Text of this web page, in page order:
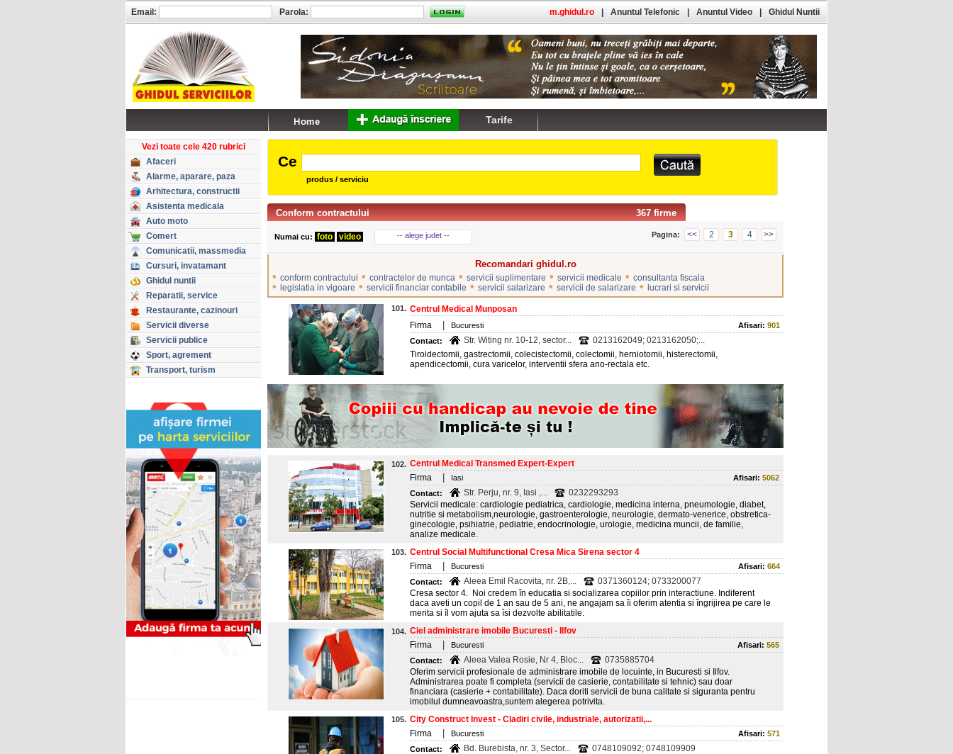
Vezi toate cele 420 rubrici
Afaceri
Alarme, aparare, paza
Arhitectura, constructii
Asistenta medicala
Auto moto
Comert
Comunicatii, massmedia
Cursuri, invatamant
Ghidul nuntii
Reparatii, service
Restaurante, cazinouri
Servicii diverse
Servicii publice
Sport, agrement
Transport, turism
Ce
produs / serviciu
367 firme
Conform contractului
Numai cu: foto video -- alege judet -- Pagina: << 2 3 4 >>
Recomandari ghidul.ro
• conform contractului • contractelor de munca • servicii suplimentare • servicii medicale • consultanta fiscala
• legislatia in vigoare • servicii financiar contabile • servicii salarizare • servicii de salarizare • lucrari si servicii
101. Centrul Medical Munposan
Firma
Bucuresti Afisari: 901
Contact:
Str. Witing nr. 10-12, sector...
0213162049; 0213162050;...
Tiroidectomii, gastrectomii, colecistectomii, colectomii, herniotomii, histerectomii,
apendicectomii, cura varicelor, interventii sfera ano-rectala etc.
102. Centrul Medical Transmed Expert-Expert
Firma
Iasi Afisari: 5062
Contact:
Str. Perju, nr. 9, Iasi ,...
0232293293
Servicii medicale: cardiologie pediatrica, cardiologie, medicina interna, pneumologie, diabet,
nutritie si metabolism,neurologie, gastroenterologie, neurologie, dermato-venerice, obstretica-
ginecologie, psihiatrie, pediatrie, endocrinologie, urologie, medicina muncii, de familie,
analize medicale.
103. Centrul Social Multifunctional Cresa Mica Sirena sector 4
Firma
Bucuresti Afisari: 664
Contact:
Aleea Emil Racovita, nr. 2B,...
0371360124; 0733200077
Cresa sector 4. Noi credem în educatia si socializarea copiilor prin interactiune. Indiferent
daca aveti un copil de 1 an sau de 5 ani, ne angajam sa îi oferim atentia si îngrijirea pe care le
merita si îl vom ajuta sa îsi dezvolte abilitatile.
104. Ciel administrare imobile Bucuresti - Ilfov
Firma
Bucuresti Afisari: 565
Contact:
Aleea Valea Rosie, Nr 4, Bloc...
0735885704
Oferim servicii profesionale de administrare imobile de locuinte, in Bucuresti si Ilfov.
Administrarea poate fi completa (servicii de casierie, contabilitate si tehnic) sau doar
financiara (casierie + contabilitate). Daca doriti servicii de buna calitate si siguranta pentru
imobilul dumneavoastra,suntem alegerea potrivita.
105. City Construct Invest - Cladiri civile, industriale, autorizatii,...
Firma
Bucuresti Afisari: 571
Contact:
Bd. Burebista, nr. 3, Sector...
0748109092; 0748109909
Email: Parola: m.ghidul.ro Anuntul Telefonic Anuntul Video Ghidul Nuntii
Tarife